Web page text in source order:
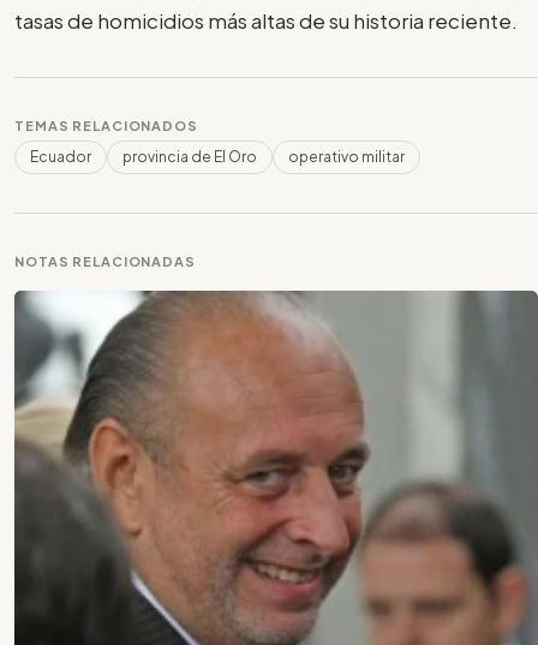
tasas de homicidios más altas de su historia reciente.
TEMAS RELACIONADOS
Ecuador provincia de El Oro operativo militar
NOTAS RELACIONADAS